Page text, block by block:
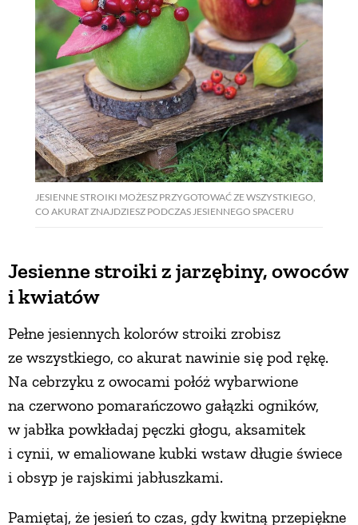
JESIENNE STROIKI MOŻESZ PRZYGOTOWAĆ ZE WSZYSTKIEGO,
CO AKURAT ZNAJDZIESZ PODCZAS JESIENNEGO SPACERU
Jesienne stroiki z jarzębiny, owoców
i kwiatów
Pełne jesiennych kolorów stroiki zrobisz
ze wszystkiego, co akurat nawinie się pod rękę.
Na cebrzyku z owocami połóż wybarwione
na czerwono pomarańczowo gałązki ogników,
w jabłka powkładaj pęczki głogu, aksamitek
i cynii, w emaliowane kubki wstaw długie świece
i obsyp je rajskimi jabłuszkami.
Pamiętaj, że jesień to czas, gdy kwitną przepiękne